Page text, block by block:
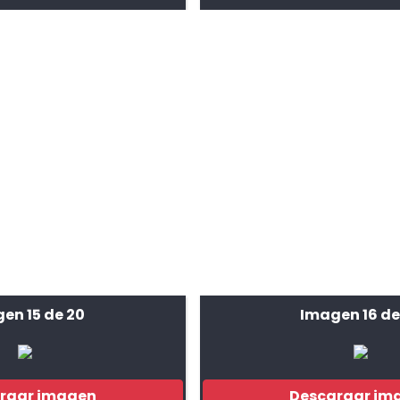
15 de 20 Imagen 16